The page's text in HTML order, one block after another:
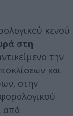
κενού
στη
την
και
στην
από